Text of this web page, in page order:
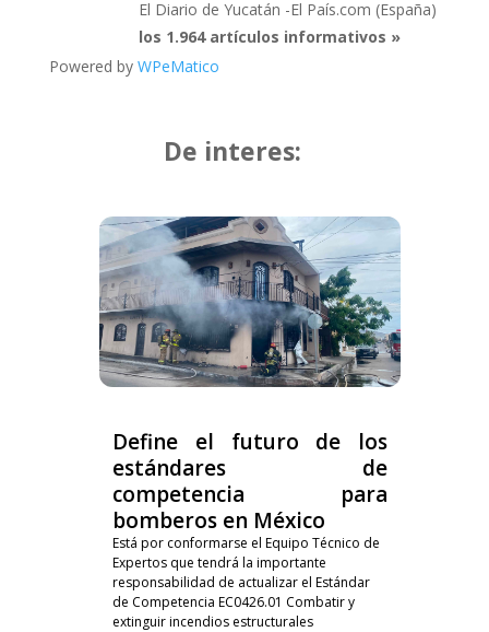
El Diario de Yucatán -El País.com (España)
los 1.964 artículos informativos »
Powered by WPeMatico
De interes:
Define el futuro de los
estándares de
competencia para
bomberos en México
Está por conformarse el Equipo Técnico de
Expertos que tendrá la importante
responsabilidad de actualizar el Estándar
de Competencia EC0426.01 Combatir y
extinguir incendios estructurales